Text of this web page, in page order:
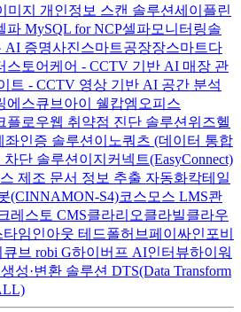
미지 개인정보 스캔 솔루션세이플린
파 MySQL for NCP셀파모니터링솔
AI 증명사진스마트공장장스마트다
스토어케어 - CCTV 기반 AI 매장 관
트 - CCTV 영상 기반 AI 공간 분석
에스큐브아이 쉘캅엠오피스
플로우웹 취약점 진단 솔루션 위즈헬
좌인증 솔루션 이노쿼츠 (데이터 통합
단 솔루션 이지커넥트(EasyConnect)
제조 문서 정보 추출 자동화칵테일
(CINNAMON-S4)코스모스 LMS콴
레스토 CMS클라리오클라빌클라우
타임인아웃 테드폴허브페이싸인 포비
큐브 robi G하이버프 AI인터뷰하이워
성·변환 솔루션 DTS(Data Transform